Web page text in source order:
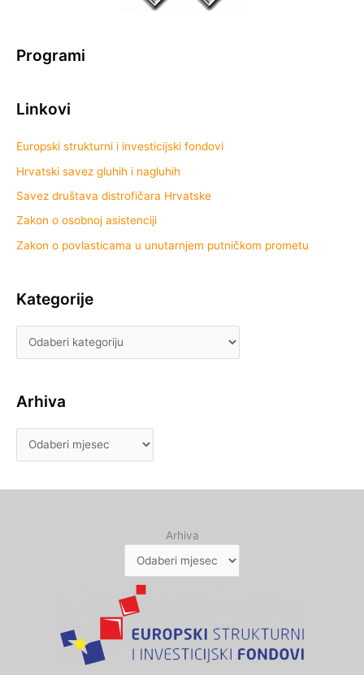
Programi
Linkovi
Europski strukturni i investicijski fondovi
Hrvatski savez gluhih i nagluhih
Savez društava distrofičara Hrvatske
Zakon o osobnoj asistenciji
Zakon o povlasticama u unutarnjem putničkom prometu
Kategorije
Arhiva
Arhiva